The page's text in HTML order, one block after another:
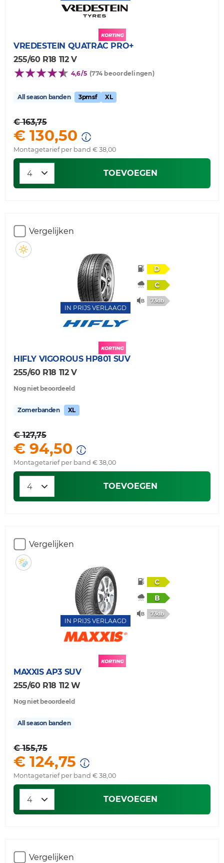
VREDESTEIN QUATRAC PRO+
255/60 R18 112 V
4,6/5 (774 beoordelingen)
All season banden 3pmsf XL
€ 163,75
€ 130,50
Montagetarief per band € 38,00
TOEVOEGEN
Vergelijken
IN PRIJS VERLAAGD
D
C
73db
HIFLY VIGOROUS HP801 SUV
255/60 R18 112 V
Nog niet beoordeeld
Zomerbanden XL
€ 127,75
€ 94,50
Montagetarief per band € 38,00
TOEVOEGEN
Vergelijken
IN PRIJS VERLAAGD
C
B
73db
MAXXIS AP3 SUV
255/60 R18 112 W
Nog niet beoordeeld
All season banden
€ 155,75
€ 124,75
Montagetarief per band € 38,00
TOEVOEGEN
Vergelijken